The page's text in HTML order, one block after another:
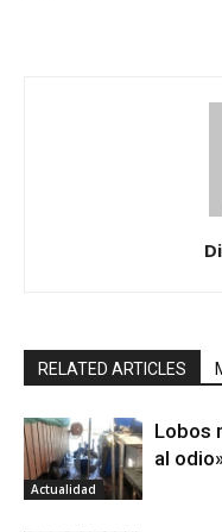
RELATED ARTICLES
Actualidad
Lobos
al